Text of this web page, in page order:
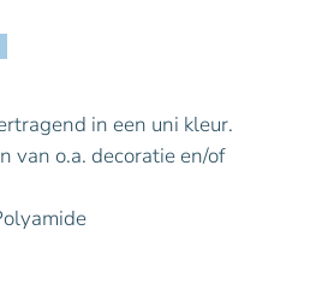
in een uni kleur.
van o.a. decoratie en/of